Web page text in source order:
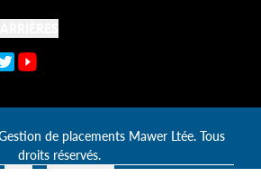
Corp.
d’un baccalauréat en
de placements Mawer Ltée. Tous
droits réservés.